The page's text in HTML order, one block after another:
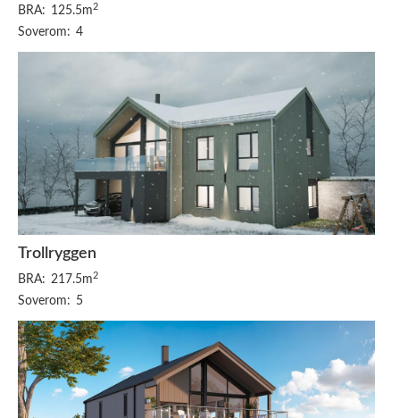
BRA: 125.5m 2
Soverom: 4
Trollryggen
BRA: 217.5m 2
Soverom: 5